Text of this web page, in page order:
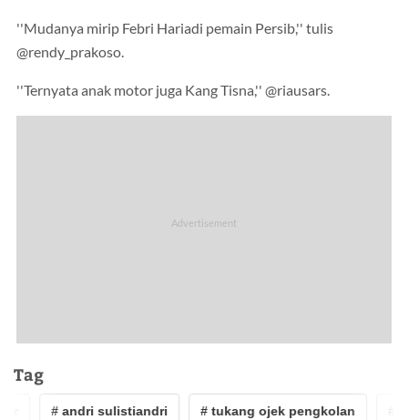
''Mudanya mirip Febri Hariadi pemain Persib,'' tulis
@rendy_prakoso.
''Ternyata anak motor juga Kang Tisna,'' @riausars.
Tag
# andri sulistiandri # tukang ojek pengkolan